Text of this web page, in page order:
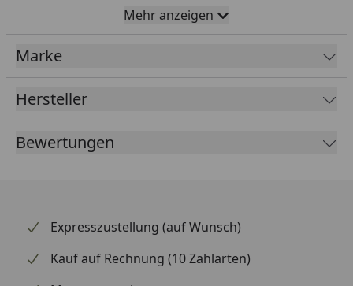
Explosionszeichnung Ihres Grills anschauen und dort
das betreffende Teil heraussuchen.
Über die Seriennummer Ihres Grillgeräts kommen Sie
ganz einfach zur passenden Explosionszeichnung.
Geben Sie dafür die Seriennummer
Sollte Ihnen nicht bekannt sein, wo Sie die
Abmessungen oder Gewichte zu den Ersatzteilen
handelt (wir bestellen das Produkt bei Weber, sobald
Mehr anzeigen
Marke
Hersteller
Bewertungen
Expresszustellung (auf Wunsch)
Kauf auf Rechnung (10 Zahlarten)